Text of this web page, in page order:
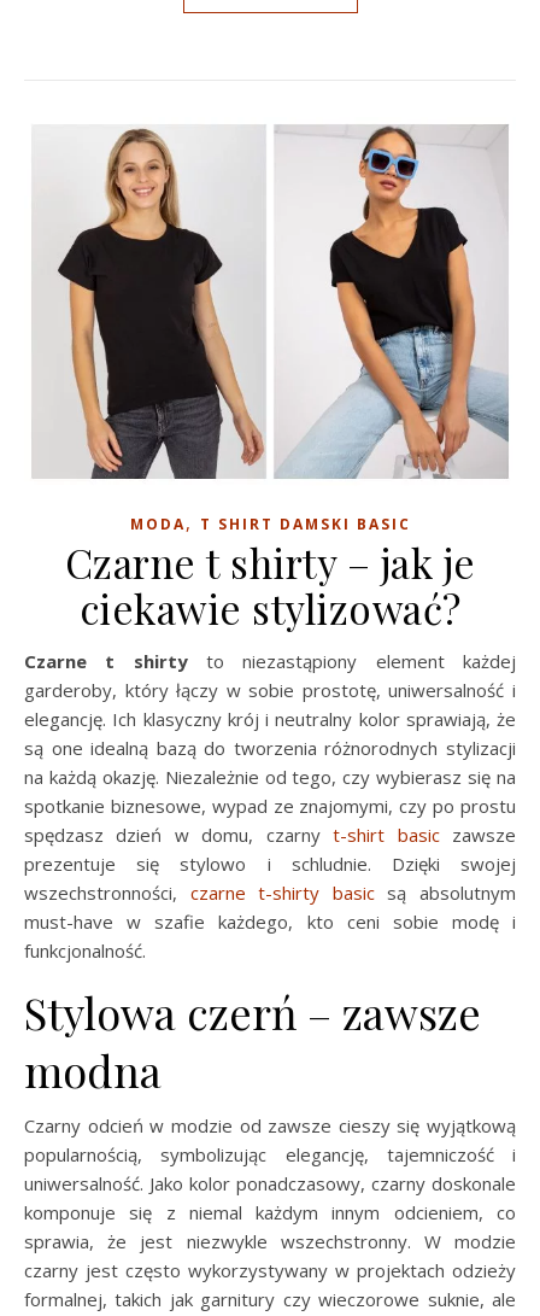
MODA, T SHIRT DAMSKI BASIC
Czarne t shirty – jak je
ciekawie stylizować?
Czarne t shirty to niezastąpiony element każdej
garderoby, który łączy w sobie prostotę, uniwersalność i
elegancję. Ich klasyczny krój i neutralny kolor sprawiają, że
są one idealną bazą do tworzenia różnorodnych stylizacji
na każdą okazję. Niezależnie od tego, czy wybierasz się na
spotkanie biznesowe, wypad ze znajomymi, czy po prostu
spędzasz dzień w domu, czarnyt-shirt basiczawsze
prezentuje się stylowo i schludnie. Dzięki swojej
wszechstronności, czarne t-shirty basicsą absolutnym
must-have w szafie każdego, kto ceni sobie modę i
funkcjonalność.
Stylowa czerń – zawsze
modna
Czarny odcień w modzie od zawsze cieszy się wyjątkową
popularnością, symbolizując elegancję, tajemniczość i
uniwersalność. Jako kolor ponadczasowy, czarny doskonale
komponuje się z niemal każdym innym odcieniem, co
sprawia, że jest niezwykle wszechstronny. W modzie
czarny jest często wykorzystywany w projektach odzieży
formalnej, takich jak garnitury czy wieczorowe suknie, ale